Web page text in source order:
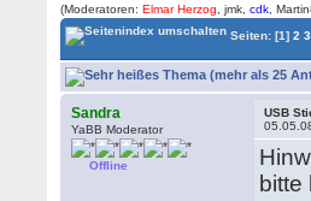
(Moderatoren:Elmar Herzog , jmk,cdk ,
Seiten:[1] 2 3
Sandra
YaBB Moderator
Offline
USB
bitte